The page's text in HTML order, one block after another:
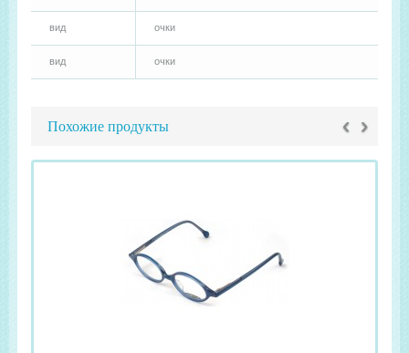
вид очки
вид очки
Похожие продукты ‹ ›